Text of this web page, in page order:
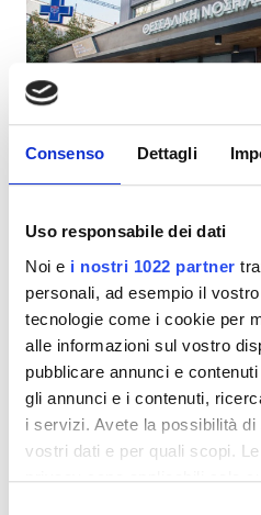
Consenso Dettagli
Uso responsabile dei dati
Noi e i nostri 1022 partner
personali, ad esempio il
tecnologie come i cookie per
alle informazioni sul vostro
pubblicare annunci e
gli annunci e i contenuti,
i servizi. Avete la possibilità
vostri dati e per quali scopi.
privacy sono applicabili solo
Volos, Grecia
0,53 in km dal centro città
Coperto da TEAM Coperto
Snack e bevande WiFi
Parcheggio gratuito
Per trattamento
Dialisi HD 150 €
Dialisi HDF 190 €